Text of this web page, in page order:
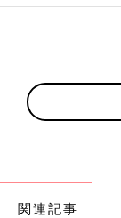
関連記事